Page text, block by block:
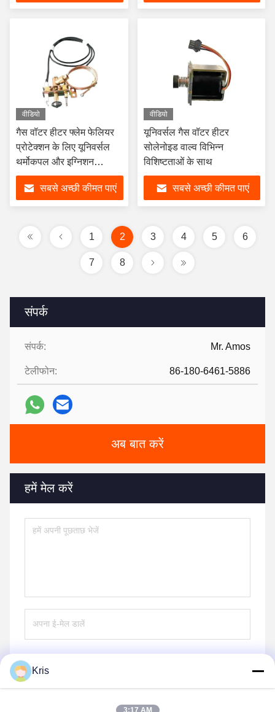
संपर्क
संपर्क: Mr. Amos
टेलीफोन: 86-180-6461-5886
अब बात करें
हमें मेल करें
वीडियो
गैस वॉटर हीटर फ्लेम फेलियर
प्रोटेक्शन के लिए यूनिवर्सल
थर्मोकपल और इग्निशन
इलेक्ट्रोड किट
सबसे अच्छी कीमत पाएं
वीडियो
यूनिवर्सल गैस वॉटर हीटर
सोलेनोइड वाल्व विभिन्न
विशिष्टताओं के साथ
सबसे अच्छी कीमत पाएं
1 2 3 4 5 6
7 8
Kris
3:17 AM